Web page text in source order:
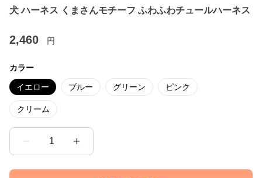
犬 ハーネス くまさんモチーフ ふわふわチュールハーネス
2,460 円
カラー
イエロー ブルー グリーン ピンク
クリーム
1